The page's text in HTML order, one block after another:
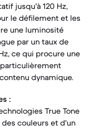
jusqu'à 120 Hz,
le défilement et les
une luminosité
par un taux de
ce qui procure une
dynamique.
:
True Tone
couleurs et d'un